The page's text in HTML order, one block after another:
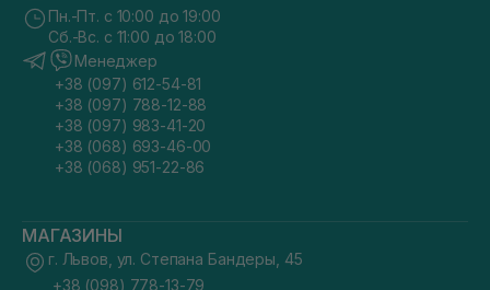
Пн.-Пт. с 10:00 до 19:00
Сб.-Вс. с 11:00 до 18:00
Менеджер
+38 (097) 612-54-81
+38 (097) 788-12-88
+38 (097) 983-41-20
+38 (068) 693-46-00
+38 (068) 951-22-86
МАГАЗИНЫ
г. Львов, ул. Степана Бандеры, 45
+38 (098) 778-13-79